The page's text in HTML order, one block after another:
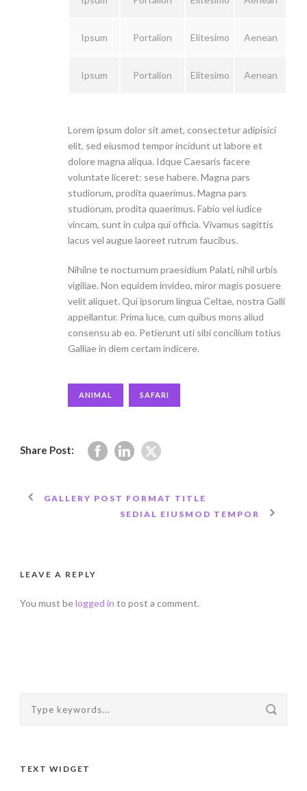
Ipsum Portalion Elitesimo Aenean
Ipsum Portalion Elitesimo Aenean
Lorem ipsum dolor sit amet, consectetur adipisici
elit, sed eiusmod tempor incidunt ut labore et
dolore magna aliqua. Idque Caesaris facere
voluntate liceret: sese habere. Magna pars
studiorum, prodita quaerimus. Magna pars
studiorum, prodita quaerimus. Fabio vel iudice
vincam, sunt in culpa qui officia. Vivamus sagittis
lacus vel augue laoreet rutrum faucibus.
Nihilne te nocturnum praesidium Palati, nihil urbis
vigiliae. Non equidem invideo, miror magis posuere
velit aliquet. Qui ipsorum lingua Celtae, nostra Galli
appellantur. Prima luce, cum quibus mons aliud
consensu ab eo. Petierunt uti sibi concilium totius
Galliae in diem certam indicere.
ANIMAL SAFARI
Share Post:
GALLERY POST FORMAT TITLE
SEDIAL EIUSMOD TEMPOR
LEAVE A REPLY
You must belogged in to post a comment.
TEXT WIDGET